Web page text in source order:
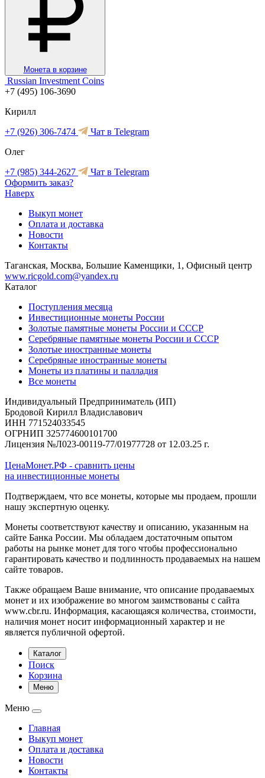
Монета в корзине
Russian Investment Coins
+7 (495) 106-3690
Кирилл
+7 (926) 306-7474
Чат в Telegram
Олег
+7 (985) 344-2627
Чат в Telegram
Оформить заказ?
Наверх
Выкуп монет
Оплата и доставка
Новости
Контакты
Таганская, Москва, Большие Каменщики, 1, Офисный центр
www.ricgold.com@yandex.ru
Каталог
Поступления месяца
Инвестиционные монеты России
Золотые памятные монеты России и СССР
Серебряные памятные монеты России и СССР
Золотые иностранные монеты
Серебряные иностранные монеты
Монеты из платины и палладия
Все монеты
Индивидуальный Предприниматель (ИП)
Бродовой Кирилл Владиславович
ИНН 771524033545
ОГРНИП 325774600101700
Лицензия №Л023-00119-77/01977728 от 12.03.25 г.
ЦенаМонет.РФ - сравнить цены
на инвестиционные монеты
Подтверждаем, что все монеты, которые мы продаем, прошли
нашу экспертную оценку.
Монеты соответствуют качеству и описанию, указанным на
сайте Банка России. Мы обладаем достаточным опытом
работы на рынке монет для того чтобы профессионально
гарантировать качество и подлинность продаваемых на нашем
сайте товаров.
Также обращаем Ваше внимание, что описание продаваемых
монет и их изображение во многом заимствованы с сайта
www.cbr.ru. Информация, касающаяся количества, стоимости,
наличия монет носит информационный характер и не
является публичной офертой.
Каталог
Поиск
Корзина
Меню
Меню
Главная
Выкуп монет
Оплата и доставка
Новости
Контакты